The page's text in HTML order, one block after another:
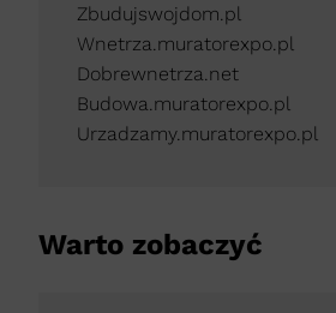
Zbudujswojdom.pl
Wnetrza.muratorexpo.pl
Dobrewnetrza.net
Budowa.muratorexpo.pl
Urzadzamy.muratorexpo.pl
Warto zobaczyć